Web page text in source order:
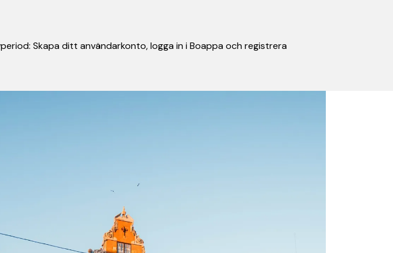
Skapa ditt användarkonto, logga in i Boappa och registrera